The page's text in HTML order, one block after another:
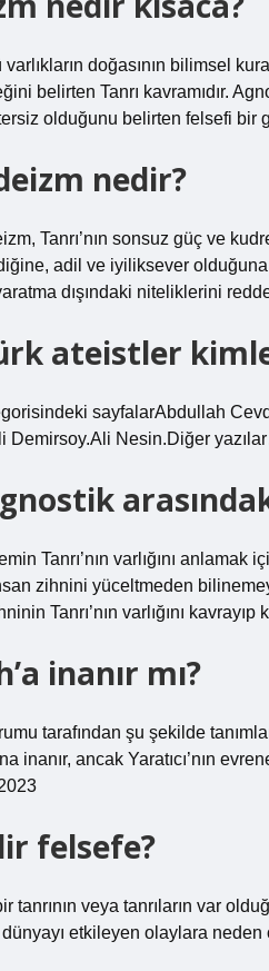
varlıkların doğasının bilimsel
belirten Tanrı kavramıdır.
olduğunu belirten felsefi bir
nedir?
Tanrı’nın sonsuz güç ve
adil ve iyiliksever olduğuna
dışındaki niteliklerini
ateistler
sayfalarAbdullah
Demirsoy.Ali Nesin.Diğer
Tanrı’nın varlığını anlamak
zihnini yüceltmeden
Tanrı’nın varlığını
inanır mı?
tarafından şu şekilde
inanır, ancak Yaratıcı’nın
felsefe?
tanrının veya tanrıların var
dünyayı etkileyen olaylara neden